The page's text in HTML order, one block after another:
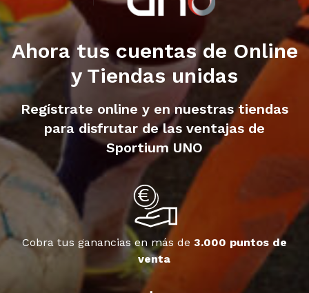
Ahora tus cuentas de Online
y Tiendas unidas
Regístrate online y en nuestras tiendas
para disfrutar de las ventajas de
Sportium UNO
Cobra tus ganancias en más de 3.000 puntos de
venta